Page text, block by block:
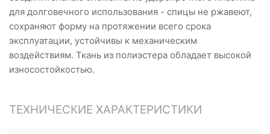
для долговечного использования - спицы не ржавеют,
сохраняют форму на протяжении всего срока
эксплуатации, устойчивы к механическим
воздействиям. Ткань из полиэстера обладает высокой
износостойкостью.
ТЕХНИЧЕСКИЕ ХАРАКТЕРИСТИКИ